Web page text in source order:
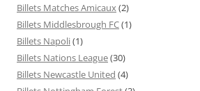
Billets Matches Amicaux(2)
Billets Middlesbrough FC(1)
Billets Napoli(1)
Billets Nations League(30)
Billets Newcastle United (4)